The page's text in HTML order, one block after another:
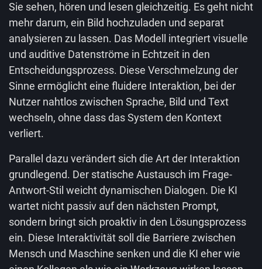
Sie sehen, hören und lesen gleichzeitig. Es geht nicht
mehr darum, ein Bild hochzuladen und separat
analysieren zu lassen. Das Modell integriert visuelle
und auditive Datenströme in Echtzeit in den
Entscheidungsprozess. Diese Verschmelzung der
Sinne ermöglicht eine fluidere Interaktion, bei der
Nutzer nahtlos zwischen Sprache, Bild und Text
wechseln, ohne dass das System den Kontext
verliert.
Parallel dazu verändert sich die Art der Interaktion
grundlegend. Der statische Austausch im Frage-
Antwort-Stil weicht dynamischen Dialogen. Die KI
wartet nicht passiv auf den nächsten Prompt,
sondern bringt sich proaktiv in den Lösungsprozess
ein. Diese Interaktivität soll die Barriere zwischen
Mensch und Maschine senken und die KI eher wie